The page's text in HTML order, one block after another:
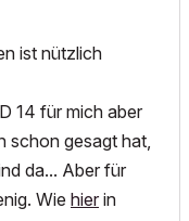
ist nützlich
14 für mich aber
schon gesagt hat,
da... Aber für
Wie hier in